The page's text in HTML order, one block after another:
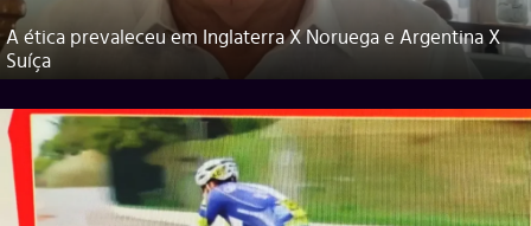
A ética prevaleceu em Inglaterra X Noruega e Argentina X
Suíça